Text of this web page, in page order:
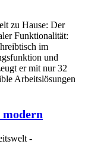
zu Hause: Der
Funktionalität:
im
und
er mit nur 32
Arbeitslösungen